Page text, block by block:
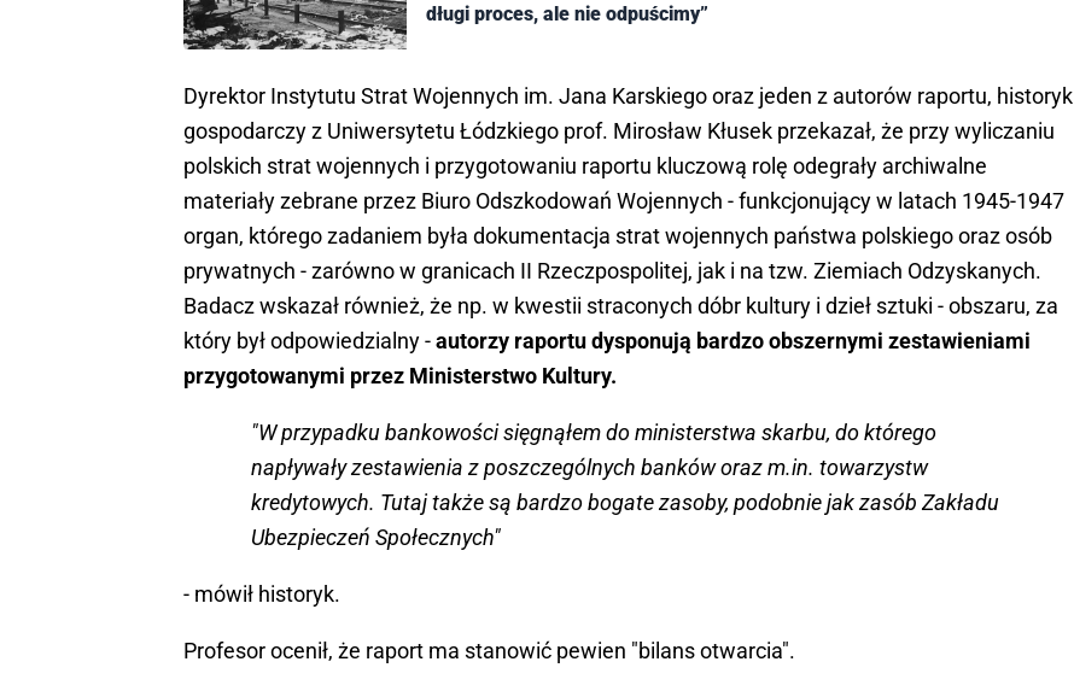
długi proces, ale nie odpuścimy”
Dyrektor Instytutu Strat Wojennych im. Jana Karskiego oraz jeden z autorów raportu, historyk
gospodarczy z Uniwersytetu Łódzkiego prof. Mirosław Kłusek przekazał, że przy wyliczaniu
polskich strat wojennych i przygotowaniu raportu kluczową rolę odegrały archiwalne
materiały zebrane przez Biuro Odszkodowań Wojennych - funkcjonujący w latach 1945-1947
organ, którego zadaniem była dokumentacja strat wojennych państwa polskiego oraz osób
prywatnych - zarówno w granicach II Rzeczpospolitej, jak i na tzw. Ziemiach Odzyskanych.
Badacz wskazał również, że np. w kwestii straconych dóbr kultury i dzieł sztuki - obszaru, za
który był odpowiedzialny -autorzy raportu dysponują bardzo obszernymi zestawieniami
przygotowanymi przez Ministerstwo Kultury.
"W przypadku bankowości sięgnąłem do ministerstwa skarbu, do którego
napływały zestawienia z poszczególnych banków oraz m.in. towarzystw
kredytowych. Tutaj także są bardzo bogate zasoby, podobnie jak zasób Zakładu
Ubezpieczeń Społecznych"
- mówił historyk.
Profesor ocenił, że raport ma stanowić pewien "bilans otwarcia".